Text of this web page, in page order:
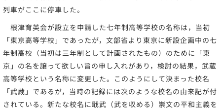
列車がここに停車した。
根津育英会が設立を申請した七年制高等学校の名称は，当初
「東京高等学校」であったが，文部省より東京に新設企画中の七
年制高校（当初は三年制として計画されたもの）のために「東
京」の名を譲って欲しい旨の申し入れがあり，検討の結果，武蔵
高等学校という名称に変更した。このようにして決まった校名
「武蔵」であるが，当時の記録には次のような校名の由来記が付
されている。新たな校名に戢武（武を収める）崇文の平和主義を